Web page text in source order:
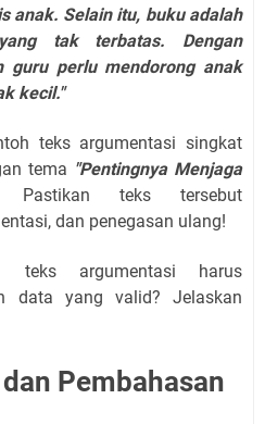
anak. Selain itu, buku adalah
tak terbatas. Dengan
guru perlu mendorong anak
kecil."
teks argumentasi singkat
tema "Pentingnya Menjaga
teks tersebut
dan penegasan ulang!
teks argumentasi harus
data yang valid? Jelaskan
Pembahasan